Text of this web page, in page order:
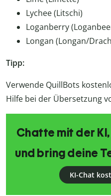
Lychee (Litschi)
Loganberry
Longan (Longan/
Tipp:
Verwende QuillBots
Hilfe bei der Übersetzung
Chatte mit der
und bring deine
KI-Chat